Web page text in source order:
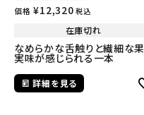
価格 ¥12,320 税込
在庫切れ
なめらかな舌触りと繊細な果
実味が感じられる一本
詳細を見る